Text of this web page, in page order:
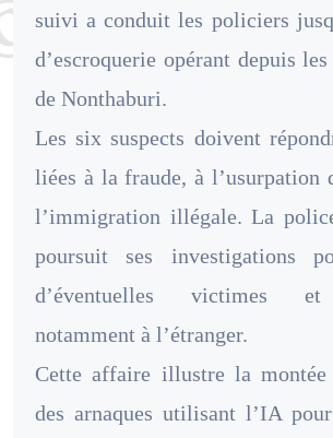
suivi a conduit les policiers
d’escroquerie opérant depuis
de Nonthaburi.
Les six suspects doivent
liées à la fraude, à l’usurpation
l’immigration illégale. La
poursuit ses investigations
d’éventuelles victimes et
notamment à l’étranger.
Cette affaire illustre la montée
des arnaques utilisant l’IA